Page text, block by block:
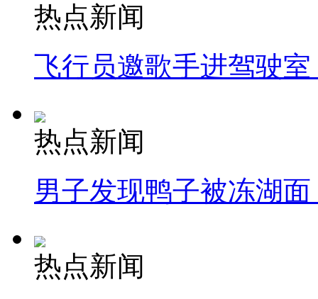
热点新闻
飞行员邀歌手进驾驶
热点新闻
男子发现鸭子被冻湖
热点新闻